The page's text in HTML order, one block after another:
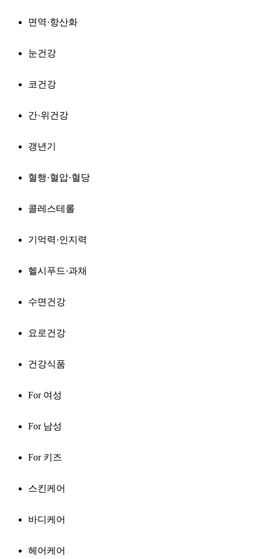
면역·항산화
눈건강
코건강
간·위건강
갱년기
혈행·혈압·혈당
콜레스테롤
기억력·인지력
헬시푸드·과채
수면건강
요로건강
건강식품
For 여성
For 남성
For 키즈
스킨케어
바디케어
헤어케어